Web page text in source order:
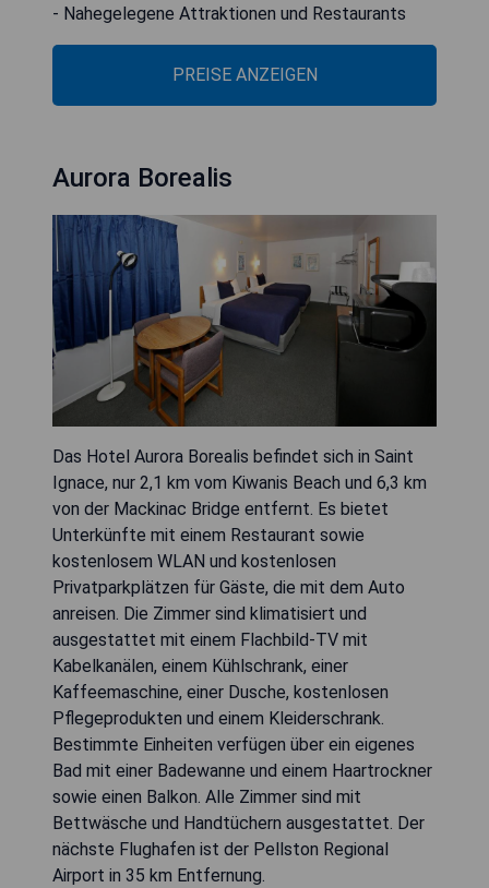
- Nahegelegene Attraktionen und Restaurants
PREISE ANZEIGEN
Aurora Borealis
Das Hotel Aurora Borealis befindet sich in Saint
Ignace, nur 2,1 km vom Kiwanis Beach und 6,3 km
von der Mackinac Bridge entfernt. Es bietet
Unterkünfte mit einem Restaurant sowie
kostenlosem WLAN und kostenlosen
Privatparkplätzen für Gäste, die mit dem Auto
anreisen. Die Zimmer sind klimatisiert und
ausgestattet mit einem Flachbild-TV mit
Kabelkanälen, einem Kühlschrank, einer
Kaffeemaschine, einer Dusche, kostenlosen
Pflegeprodukten und einem Kleiderschrank.
Bestimmte Einheiten verfügen über ein eigenes
Bad mit einer Badewanne und einem Haartrockner
sowie einen Balkon. Alle Zimmer sind mit
Bettwäsche und Handtüchern ausgestattet. Der
nächste Flughafen ist der Pellston Regional
Airport in 35 km Entfernung.